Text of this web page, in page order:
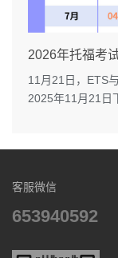
2026年托福考
11月21日，ETS
2025年11月21日
客服微信
653940592